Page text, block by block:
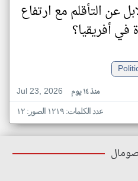
عن التأقلم مع ارتفاع
في أفريقيا؟
Jul 23, 2026
منذ ١٤ يوم
عدد الكلمات: ١٢١٩ الصور: ١٢